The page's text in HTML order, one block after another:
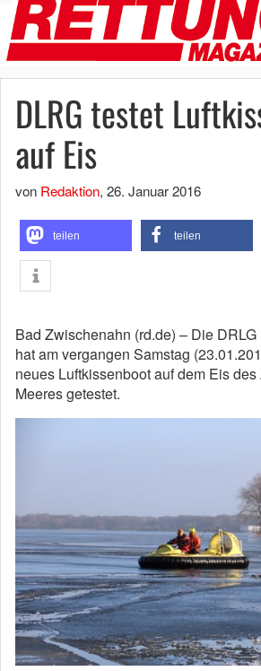
DLRG testet
auf Eis
von Redaktion, 26. Januar 2016
teilen teilen
Bad Zwischenahn (rd.de) – Die
hat am vergangen Samstag
neues Luftkissenboot auf dem Eis
Meeres getestet.